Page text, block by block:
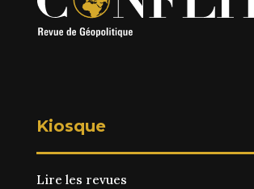
Kiosque
Lire les revues